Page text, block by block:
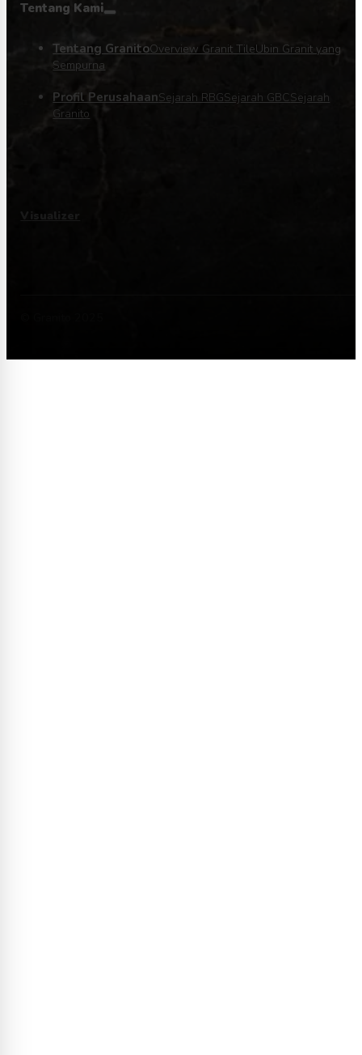
Tentang Kami
Tentang GranitoOverview Granit TileUbin Granit yang
Sempurna
Profil PerusahaanSejarah RBGSejarah GBCSejarah
Granito
Visualizer